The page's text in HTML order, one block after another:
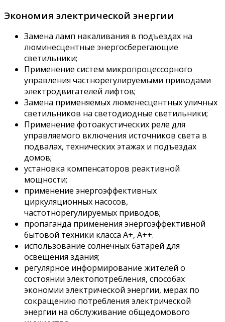
Экономия электрической энергии
Замена ламп накаливания в подъездах на
люминесцентные энергосберегающие
светильники;
Применение систем микропроцессорного
управления частнорегулируемыми приводами
электродвигателей лифтов;
Замена применяемых люменесцентных уличных
светильников на светодиодные светильники;
Применение фотоакустических реле для
управляемого включения источников света в
подвалах, технических этажах и подъездах
домов;
установка компенсаторов реактивной
мощности;
применение энергоэффективных
циркуляционных насосов,
частотнорегулируемых приводов;
пропаганда применения энергоэффективной
бытовой техники класса А+, А++.
использование солнечных батарей для
освещения здания;
регулярное информирование жителей о
состоянии электопотребления, способах
экономии электрической энергии, мерах по
сокращению потребления электрической
энергии на обслуживание общедомового